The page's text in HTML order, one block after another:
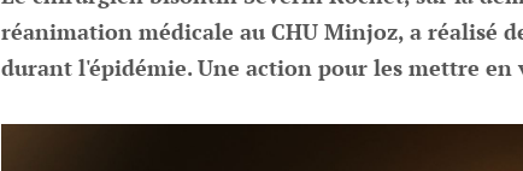
réanimation médicale au CHU Minjoz, a réalisé
durant l'épidémie. Une action pour les mettre en